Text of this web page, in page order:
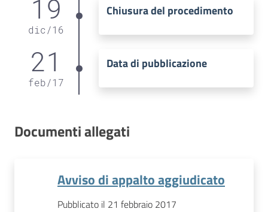
19
dic /16
Chiusura del procedimento
21
feb/17
Data di pubblicazione
Documenti allegati
Avviso di appalto aggiudicato
Pubblicato il 21 febbraio 2017